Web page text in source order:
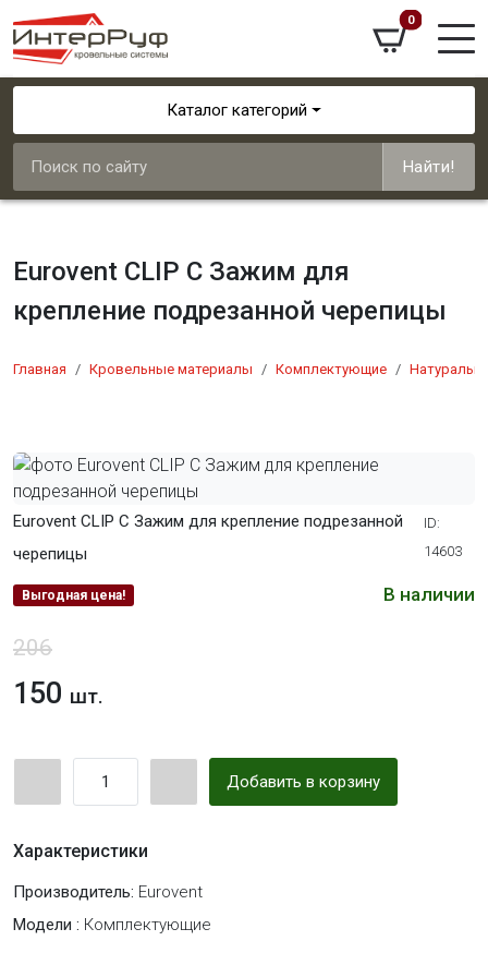
0
Каталог категорий
Найти!
Eurovent CLIP C Зажим для
крепление подрезанной черепицы
Главная Кровельные материалы Комплектующие
Eurovent CLIP C Зажим для крепление подрезанной
черепицы
ID:
14603
Выгодная цена! В наличии
206
150 шт.
Добавить в корзину
Характеристики
Производитель: Eurovent
Модели : Комплектующие